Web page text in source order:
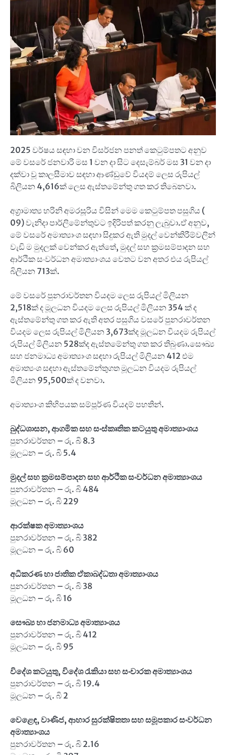
2025 වර්ෂය සඳහා වන විසර්ජන පනත් කෙටුම්පතට අනුව
මේ වසරේ ජනවාරි මස 1 වන දා සිට දෙසැම්බර් මස 31 වන දා
දක්වා වූ කාලසීමාව සඳහා ආණ්ඩුවේ වියදම් ලෙස රුපියල්
බිලියන 4,616ක් ලෙස ඇස්තමේන්තු ගත කර තිබෙනවා.
අග්‍රාමාත්‍ය හරිනි අමරසූරිය විසින් මෙම කෙටුම්පත පසුගිය (
09) වැනිදා පාර්ලිමේන්තුවට ඉදිරිපත් කරනු ලැබුවා.ඒ අනුව,
මේ වසරේ අමාත්‍යාංශ සඳහා සිදුකර ඇති මුදල් වෙන්කිරීම්වලින්
වැඩි ම මුදලක් වෙන්කර ඇත්තේ, මුදල් සහ ක්‍රමසම්පාදන සහ
ආර්ථික සංවර්ධන අමාත්‍යාංශය වෙතට වන අතර එය රුපියල්
බිලියන 713ක්.
මේ වසරේ පුනරාවර්තන වියදම ලෙස රුපියල් මිලියන
2,518ක් ද මූලධන වියදම ලෙස රුපියල් මිලියන 354 ක් ද
ඇස්තමේන්තු ගත කර ඇති අතර පසුගිය වසරේ පුනරාවර්තන
වියදම ලෙස රුපියල් මිලියන 3,673ක්ද මූලධන වියදම රුපියල්
රුපියල් මිලියන 528ක්ද ඇස්තමේන්තු ගත කර තිබුණා.සෞඛ්‍ය
සහ ජනමාධ්‍ය අමාත්‍යාංශ සඳහා රුපියල් මිලියන 412 එම
අමාත්‍යංශ සඳහා ඇස්තමේන්තුගත මූලධන වියදම රුපියල්
මිලියන 95,500ක් ද වනවා.
අමාත්‍යාංශ කිහිපයක සම්පූර්ණ වියදම් පහතින්.
බුද්ධශාසන, ආගමික සහ සංස්කෘතික කටයුතු අමාත්‍යාංශය
පුනරාවර්තන – රු. බි 8.3
මූලධන – රු. බි 5.4
මුදල් සහ ක්‍රමසම්පාදන සහ ආර්ථික සංවර්ධන අමාත්‍යාංශය
පුනරාවර්තන – රු. බි 484
මූලධන – රු. බි 229
ආරක්ෂක අමාත්‍යාංශය
පුනරාවර්තන – රු. බි 382
මූලධන – රු. බි 60
අධිකරණ හා ජාතික ඒකාබද්ධතා අමාත්‍යාංශය
පුනරාවර්තන – රු. බි 38
මූලධන – රු. බි 16
සෞඛ්‍ය හා ජනමාධ්‍ය අමාත්‍යාංශය
පුනරාවර්තන – රු. බි 412
මූලධන – රු. බි 95
විදේශ කටයුතු, විදේශ රැකියා සහ සංචාරක අමාත්‍යාංශය
පුනරාවර්තන – රු. බි 19.4
මූලධන – රු. බි 2
වෙළෙඳ, වාණිජ, ආහාර සුරක්ෂිතතා සහ සමූපකාර සංවර්ධන
අමාත්‍යාංශය
පුනරාවර්තන – රු. බි 2.16